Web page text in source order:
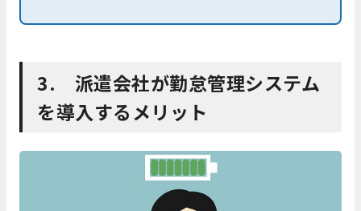
3. 派遣会社が勤怠管理システム
を導入するメリット